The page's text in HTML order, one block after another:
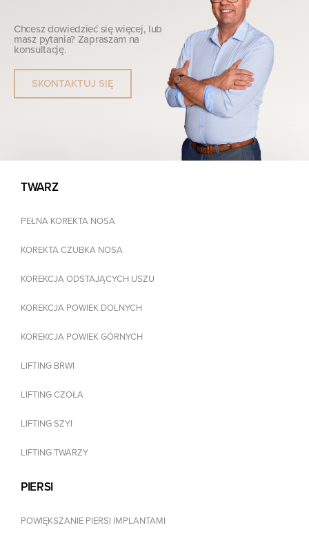
Chcesz dowiedzieć się więcej, lub
masz pytania? Zapraszam na
konsultację.
SKONTAKTUJ SIĘ
TWARZ
PEŁNA KOREKTA NOSA
KOREKTA CZUBKA NOSA
KOREKCJA ODSTAJĄCYCH USZU
KOREKCJA POWIEK DOLNYCH
KOREKCJA POWIEK GÓRNYCH
LIFTING BRWI
LIFTING CZOŁA
LIFTING SZYI
LIFTING TWARZY
PIERSI
POWIĘKSZANIE PIERSI IMPLANTAMI